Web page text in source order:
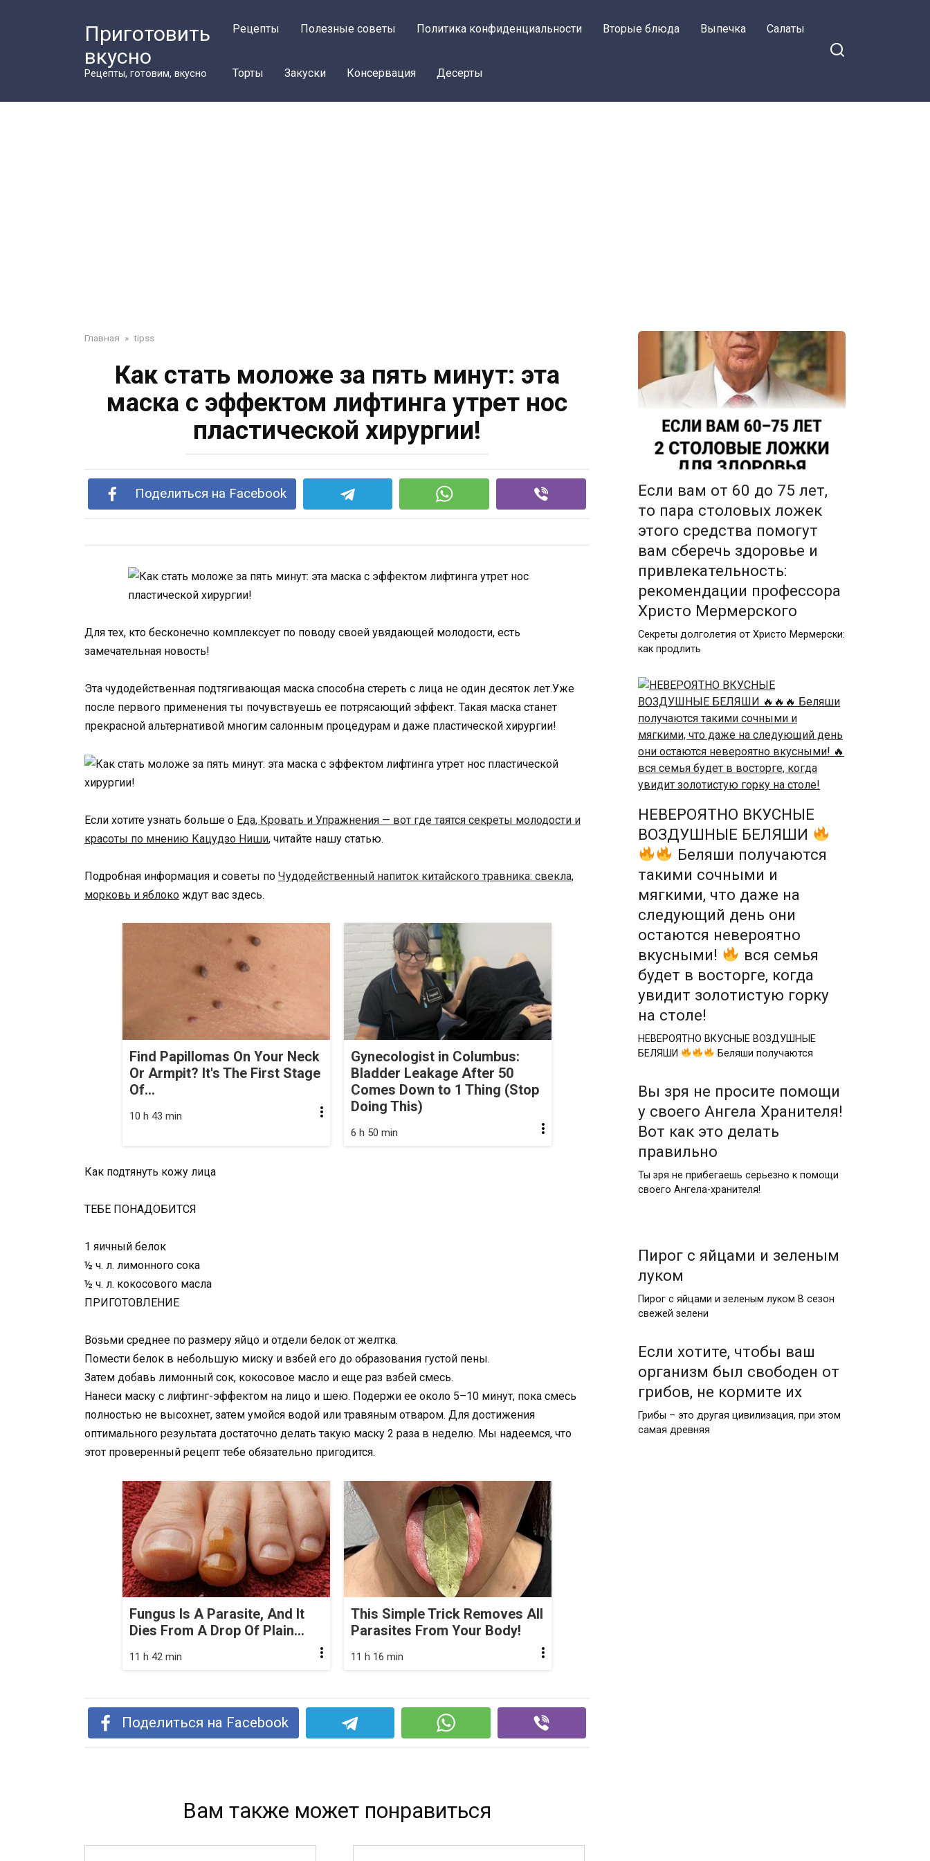
Приготовить
вкусно
Рецепты, готовим, вкусно
Рецепты Полезные советы Политика конфиденциальности Вторые блюда Выпечка Салаты
Торты Закуски Консервация Десерты
Главная » tipss
Как стать моложе за пять минут: эта
маска с эффектом лифтинга утрет нос
пластической хирургии!
Поделиться на Facebook
Для тех, кто бесконечно комплексует по поводу своей увядающей молодости, есть
замечательная новость!
Эта чудодейственная подтягивающая маска способна стереть с лица не один десяток лет.Уже
после первого применения ты почувствуешь ее потрясающий эффект. Такая маска станет
прекрасной альтернативой многим салонным процедурам и даже пластической хирургии!
Если хотите узнать больше о Еда, Кровать и Упражнения — вот где таятся секреты молодости и
красоты по мнению Кацудзо Ниши, читайте нашу статью.
Подробная информация и советы по Чудодейственный напиток китайского травника: свекла,
морковь и яблоко ждут вас здесь.
Find Papillomas On Your Neck
Or Armpit? It's The First Stage
Of...
10 h 43 min
Gynecologist in Columbus:
Bladder Leakage After 50
Comes Down to 1 Thing (Stop
Doing This)
6 h 50 min
Как подтянуть кожу лица
ТЕБЕ ПОНАДОБИТСЯ
1 яичный белок
½ ч. л. лимонного сока
½ ч. л. кокосового масла
ПРИГОТОВЛЕНИЕ
Возьми среднее по размеру яйцо и отдели белок от желтка.
Помести белок в небольшую миску и взбей его до образования густой пены.
Затем добавь лимонный сок, кокосовое масло и еще раз взбей смесь.
Нанеси маску с лифтинг-эффектом на лицо и шею. Подержи ее около 5–10 минут, пока смесь
полностью не высохнет, затем умойся водой или травяным отваром. Для достижения
оптимального результата достаточно делать такую маску 2 раза в неделю. Мы надеемся, что
этот проверенный рецепт тебе обязательно пригодится.
Fungus Is A Parasite, And It
Dies From A Drop Of Plain...
11 h 42 min
This Simple Trick Removes All
Parasites From Your Body!
11 h 16 min
Поделиться на Facebook
Вам также может понравиться
Если вам от 60 до 75 лет,
то пара столовых ложек
этого средства помогут
вам сберечь здоровье и
привлекательность:
рекомендации профессора
Христо Мермерского
Секреты долголетия от Христо Мермерски:
как продлить
НЕВЕРОЯТНО ВКУСНЫЕ
ВОЗДУШНЫЕ БЕЛЯШИ
Беляши получаются
такими сочными и
мягкими, что даже на
следующий день они
остаются невероятно
вкусными!
вся семья
будет в восторге, когда
увидит золотистую горку
на столе!
НЕВЕРОЯТНО ВКУСНЫЕ ВОЗДУШНЫЕ
БЕЛЯШИ
Беляши получаются
Вы зря не просите помощи
у своего Ангела Хранителя!
Вот как это делать
правильно
Ты зря не прибегаешь серьезно к помощи
своего Ангела-хранителя!
Пирог с яйцами и зеленым
луком
Пирог с яйцами и зеленым луком В сезон
свежей зелени
Если хотите, чтобы ваш
организм был свободен от
грибов, не кормите их
Грибы – это другая цивилизация, при этом
самая древняя